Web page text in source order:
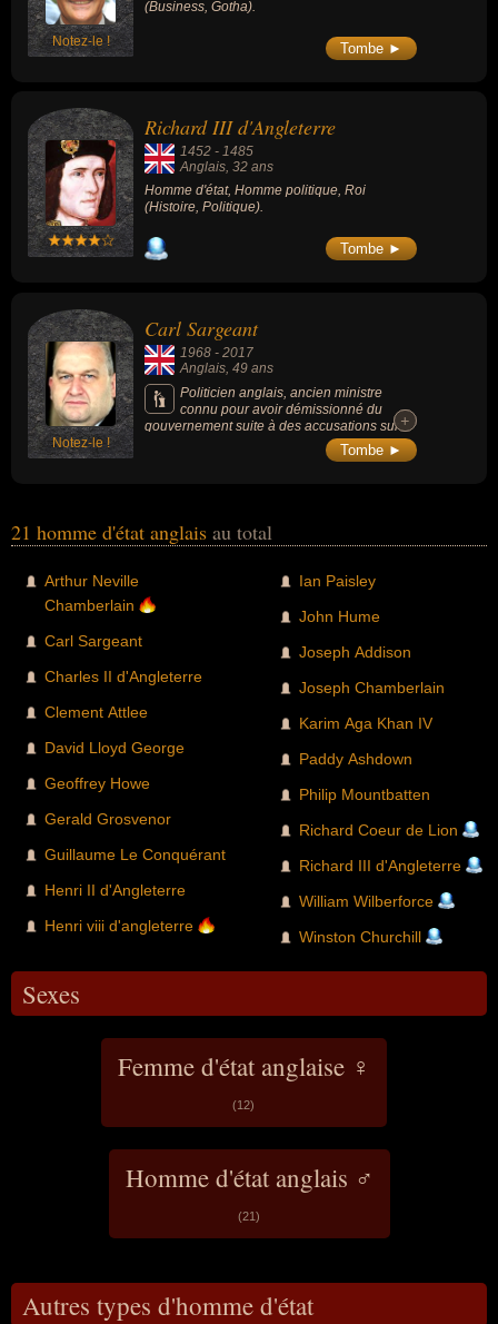
Notez-le !
(Business, Gotha).
Tombe ►
Richard III d'Angleterre
1452 - 1485
Anglais, 32 ans
Homme d'état, Homme politique, Roi
(Histoire, Politique).
Tombe ►
Notez-le !
Carl Sargeant
1968 - 2017
Anglais, 49 ans
Politicien anglais, ancien ministre
connu pour avoir démissionné du
gouvernement suite à des accusations sur
son comportement à l'égard de plusieurs
+
+
Tombe ►
21 homme d'état anglais au total
Arthur Neville
Chamberlain
Carl Sargeant
Charles II d'Angleterre
Clement Attlee
David Lloyd George
Geoffrey Howe
Gerald Grosvenor
Guillaume Le Conquérant
Henri II d'Angleterre
Henri viii d'angleterre
Ian Paisley
John Hume
Joseph Addison
Joseph Chamberlain
Karim Aga Khan IV
Paddy Ashdown
Philip Mountbatten
Richard Coeur de Lion
Richard III d'Angleterre
William Wilberforce
Winston Churchill
Sexes
Femme d'état anglaise ♀
(12)
Homme d'état anglais ♂
(21)
Autres types d'homme d'état